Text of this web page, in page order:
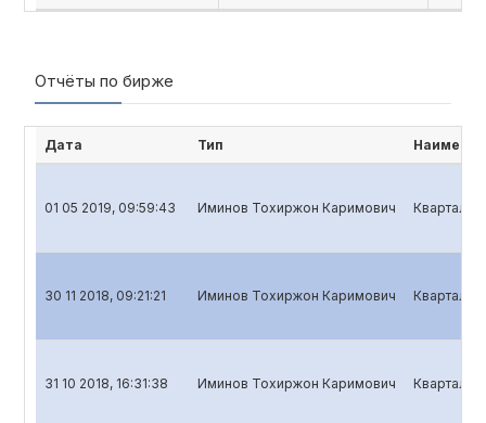
Отчёты по бирже
Дата Тип
01 05 2019, 09:59:43 Иминов Тохиржон Каримович
30 11 2018, 09:21:21 Иминов Тохиржон Каримович
31 10 2018, 16:31:38 Иминов Тохиржон Каримович